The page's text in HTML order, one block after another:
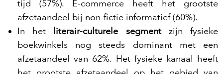
tijd (57%). E-commerce heeft het grootste
afzetaandeel bij non-fictie informatief (60%).
In het
literair-culturele segmentzijn fysieke
boekwinkels nog steeds dominant met een
afzetaandeel van 62%. Het fysieke kanaal heeft